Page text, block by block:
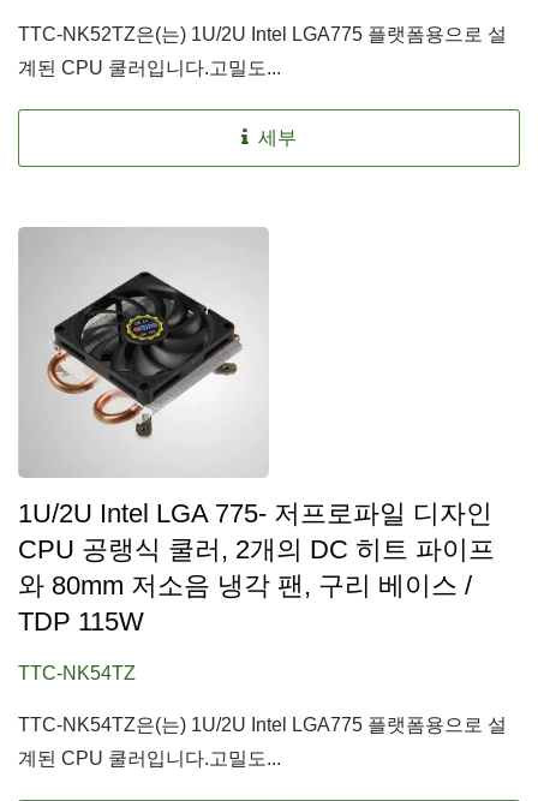
TTC-NK52TZ은(는) 1U/2U Intel LGA775 플랫폼용으로 설
계된 CPU 쿨러입니다.고밀도...
세부
1U/2U Intel LGA 775- 저프로파일 디자인
CPU 공랭식 쿨러, 2개의 DC 히트 파이프
와 80mm 저소음 냉각 팬, 구리 베이스 /
TDP 115W
TTC-NK54TZ
TTC-NK54TZ은(는) 1U/2U Intel LGA775 플랫폼용으로 설
계된 CPU 쿨러입니다.고밀도...